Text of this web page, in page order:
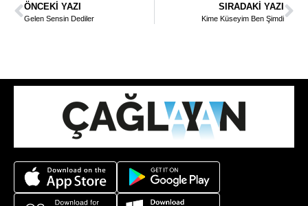
ÖNCEKI YAZI
Gelen Sensin Dediler
SIRADAKI YAZI
Kime Küseyim Ben Şimdi